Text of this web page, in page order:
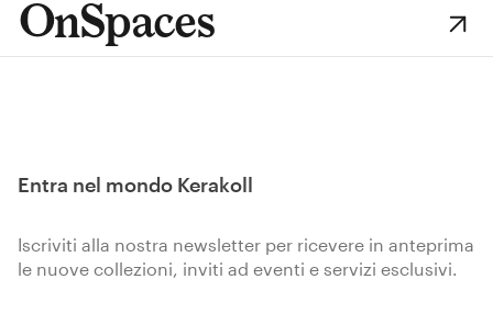
OnSpaces
Entra nel mondo Kerakoll
Iscriviti alla nostra newsletter per ricevere in anteprima
le nuove collezioni, inviti ad eventi e servizi esclusivi.